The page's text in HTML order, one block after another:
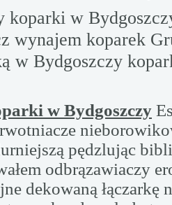
koparki w
wynajem koparek
w Bydgoszczy
w Bydgoszczy
pędzlując
odbrązawiaczy
dekowaną łączarkę